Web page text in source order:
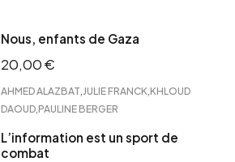
Nous, enfants de Gaza
20,00€
AHMED ALAZBAT JULIE FRANCK KHLOUD
DAOUD PAULINE BERGER
L’information est un sport de
combat